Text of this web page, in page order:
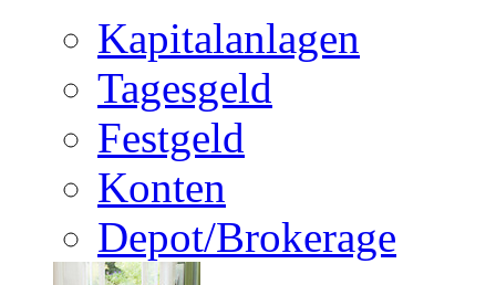
Kapitalanlagen
Tagesgeld
Festgeld
Konten
Depot/Brokerage